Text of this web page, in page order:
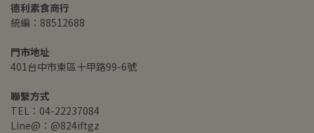
德利素食商行
統編：88512688
門市地址
401台中市東區十甲路99-6號
聯繫方式
TEL：04-22237084
Line@：@824iftgz